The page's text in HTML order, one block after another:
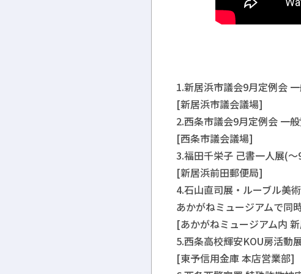
1.新居浜市議会9月定例会
[新居浜市議会議場]
2.西条市議会9月定例会 一
[西条市議会議場]
3.福田千栄子 己書一人展(
[新居浜前田郵便局]
4.石山直司展・ルーブル美
あかがねミュージアムで同
[あかがねミュージアム内
5.西条高校輝安KOU房活動
[東予信用金庫 本店営業部]